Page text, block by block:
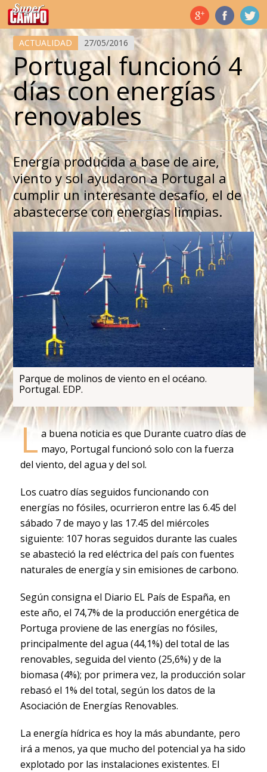
Temas de hoy
ACTUALIDAD 27/05/2016
Portugal funcionó 4
días con energías
renovables
Energía producida a base de aire,
viento y sol ayudaron a Portugal a
cumplir un interesante desafío, el de
abastecerse con energías limpias.
Parque de molinos de viento en el océano.
Portugal. EDP.
L a buena noticia es que Durante cuatro días de
mayo, Portugal funcionó solo con la fuerza
del viento, del agua y del sol.
Los cuatro días seguidos funcionando con
energías no fósiles, ocurrieron entre las 6.45 del
sábado 7 de mayo y las 17.45 del miércoles
siguiente: 107 horas seguidos durante las cuales
se abasteció la red eléctrica del país con fuentes
naturales de energía y sin emisiones de carbono.
Según consigna el Diario EL País de España, en
este año, el 74,7% de la producción energética de
Portuga proviene de las energías no fósiles,
principalmente del agua (44,1%) del total de las
renovables, seguida del viento (25,6%) y de la
biomasa (4%); por primera vez, la producción solar
rebasó el 1% del total, según los datos de la
Asociación de Energías Renovables.
La energía hídrica es hoy la más abundante, pero
irá a menos, ya que mucho del potencial ya ha sido
explotado por las instalaciones existentes. El